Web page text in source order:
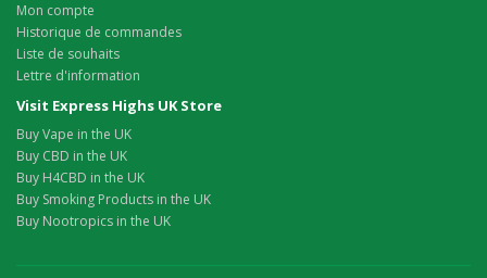
Mon compte
Historique de commandes
Liste de souhaits
Lettre d'information
Visit Express Highs UK Store
Buy Vape in the UK
Buy CBD in the UK
Buy H4CBD in the UK
Buy Smoking Products in the UK
Buy Nootropics in the UK